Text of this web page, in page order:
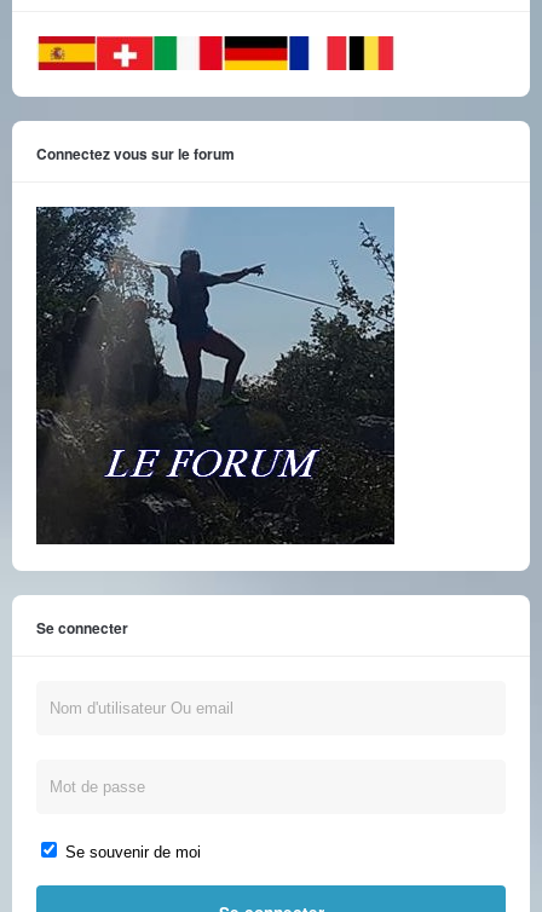
Connectez vous sur le forum
Se connecter
Se souvenir de moi